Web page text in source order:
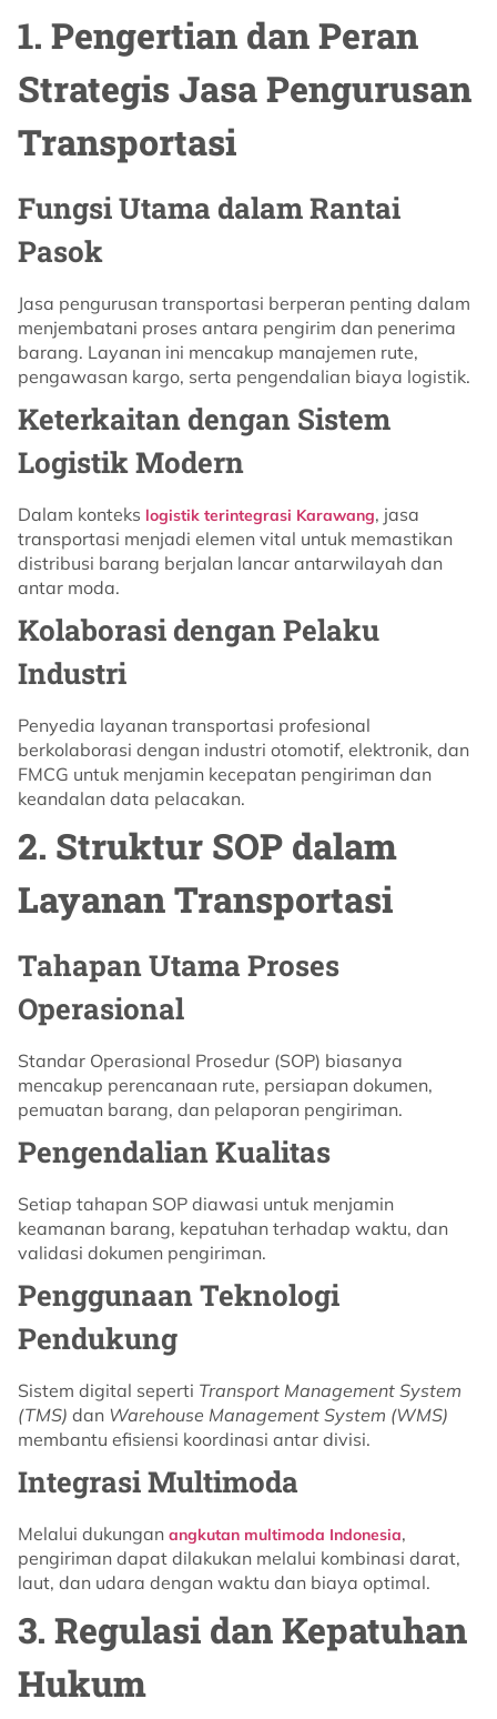
1. Pengertian dan Peran
Strategis Jasa Pengurusan
Transportasi
Fungsi Utama dalam Rantai
Pasok
Jasa pengurusan transportasi berperan penting dalam
menjembatani proses antara pengirim dan penerima
barang. Layanan ini mencakup manajemen rute,
pengawasan kargo, serta pengendalian biaya logistik.
Keterkaitan dengan Sistem
Logistik Modern
Dalam konteks logistik terintegrasi Karawang, jasa
transportasi menjadi elemen vital untuk memastikan
distribusi barang berjalan lancar antarwilayah dan
antar moda.
Kolaborasi dengan Pelaku
Industri
Penyedia layanan transportasi profesional
berkolaborasi dengan industri otomotif, elektronik, dan
FMCG untuk menjamin kecepatan pengiriman dan
keandalan data pelacakan.
2. Struktur SOP dalam
Layanan Transportasi
Tahapan Utama Proses
Operasional
Standar Operasional Prosedur (SOP) biasanya
mencakup perencanaan rute, persiapan dokumen,
pemuatan barang, dan pelaporan pengiriman.
Pengendalian Kualitas
Setiap tahapan SOP diawasi untuk menjamin
keamanan barang, kepatuhan terhadap waktu, dan
validasi dokumen pengiriman.
Penggunaan Teknologi
Pendukung
Sistem digital seperti Transport Management System
(TMS) dan Warehouse Management System (WMS)
membantu efisiensi koordinasi antar divisi.
Integrasi Multimoda
Melalui dukungan angkutan multimoda Indonesia,
pengiriman dapat dilakukan melalui kombinasi darat,
laut, dan udara dengan waktu dan biaya optimal.
3. Regulasi dan Kepatuhan
Hukum